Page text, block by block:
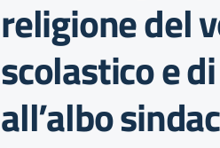
religione del
scolastico e
all’albo